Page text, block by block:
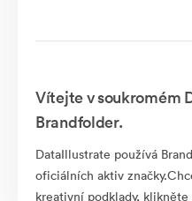
Vítejte v soukromém
Brandfolder.
DataIllustrate používá
oficiálních aktiv
kreativní podklady,